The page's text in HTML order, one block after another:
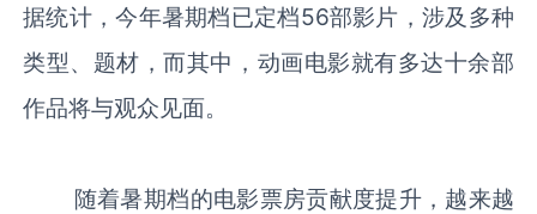
据统计，今年暑期档已定档56部影片，涉及多种
类型、题材，而其中，动画电影就有多达十余部
作品将与观众见面。
随着暑期档的电影票房贡献度提升，越来越